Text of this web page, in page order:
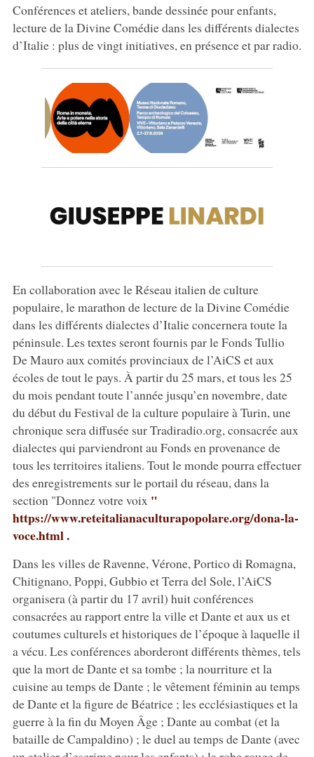
Conférences et ateliers, bande dessinée pour enfants,
lecture de la Divine Comédie dans les différents dialectes
d’Italie : plus de vingt initiatives, en présence et par radio.
En collaboration avec le Réseau italien de culture
populaire, le marathon de lecture de la Divine Comédie
dans les différents dialectes d’Italie concernera toute la
péninsule. Les textes seront fournis par le Fonds Tullio
De Mauro aux comités provinciaux de l’AiCS et aux
écoles de tout le pays. À partir du 25 mars, et tous les 25
du mois pendant toute l’année jusqu’en novembre, date
du début du Festival de la culture populaire à Turin, une
chronique sera diffusée sur Tradiradio.org, consacrée aux
dialectes qui parviendront au Fonds en provenance de
tous les territoires italiens. Tout le monde pourra effectuer
des enregistrements sur le portail du réseau, dans la
section "Donnez votre voix "
https://www.reteitalianaculturapopolare.org/dona-la-
voce.html .
Dans les villes de Ravenne, Vérone, Portico di Romagna,
Chitignano, Poppi, Gubbio et Terra del Sole, l’AiCS
organisera (à partir du 17 avril) huit conférences
consacrées au rapport entre la ville et Dante et aux us et
coutumes culturels et historiques de l’époque à laquelle il
a vécu. Les conférences aborderont différents thèmes, tels
que la mort de Dante et sa tombe ; la nourriture et la
cuisine au temps de Dante ; le vêtement féminin au temps
de Dante et la figure de Béatrice ; les ecclésiastiques et la
guerre à la fin du Moyen Âge ; Dante au combat (et la
bataille de Campaldino) ; le duel au temps de Dante (avec